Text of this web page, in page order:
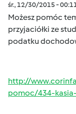
śr., 12/30/2015 -
Możesz pomóc
przyjaciółki ze
podatku
http://
pomoc/434-